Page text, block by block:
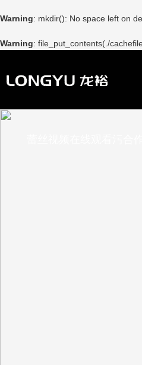
Warning: mkdir(): No space left on
Warning: file_put_contents(./